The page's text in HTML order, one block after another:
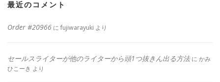
最近のコメント
Order #20966 に fujiwarayuki より
セールスライターが他のライターから頭1つ抜きん出る方法に かみ
ひこーき より